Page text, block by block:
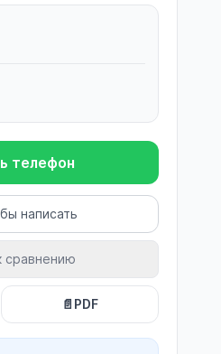
телефон
написать
сравнению
📄 PDF